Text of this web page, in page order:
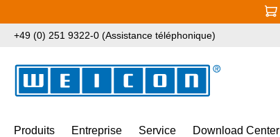
+49 (0) 251 9322-0 (Assistance téléphonique)
Produits Entreprise Service Download Center